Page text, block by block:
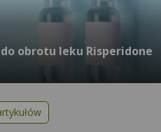
obrotu leku Risperidone